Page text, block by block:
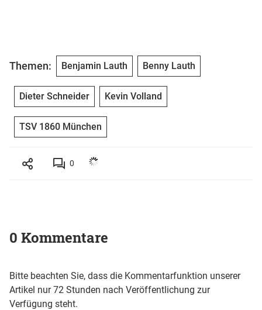
Themen: Benjamin Lauth Benny Lauth
Dieter Schneider Kevin Volland
TSV 1860 München
0
0 Kommentare
Bitte beachten Sie, dass die Kommentarfunktion unserer
Artikel nur 72 Stunden nach Veröffentlichung zur
Verfügung steht.